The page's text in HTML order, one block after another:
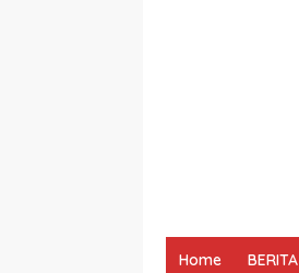
Home BERITA